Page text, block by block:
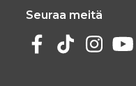
Seuraa meitä